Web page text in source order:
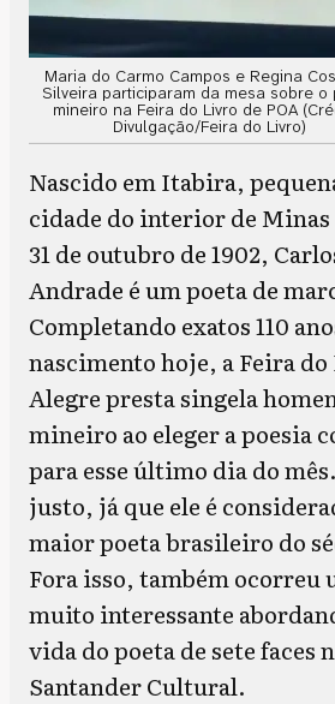
Maria do Carmo Campos e Regina
Silveira participaram da mesa sobre o
mineiro na Feira do Livro de POA
Divulgação/Feira do Livro)
Nascido em Itabira,
cidade do interior de
31 de outubro de 1902,
Andrade é um poeta de
Completando exatos 110
nascimento hoje, a Feira
Alegre presta singela
mineiro ao eleger a poesia
para esse último dia do
justo, já que ele é
maior poeta brasileiro do
Fora isso, também ocorreu
muito interessante
vida do poeta de sete faces
Santander Cultural.